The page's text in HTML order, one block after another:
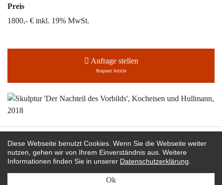
Preis
1800,- € inkl. 19% MwSt.
Anfrage stellen
Request Article
Martin Bohn bei:
editionformform
rubylux
Diese Webseite benutzt Cookies. Wenn Sie die Webseite weiter
nutzen, gehen wir von Ihrem Einverständnis aus. Weitere
Informationen finden Sie in unserer Datenschutzerklärung
Ok